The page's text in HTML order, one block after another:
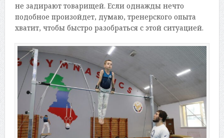
не задирают товарищей. Если однажды нечто
подобное произойдет, думаю, тренерского опыта
хватит, чтобы быстро разобраться с этой ситуацией.